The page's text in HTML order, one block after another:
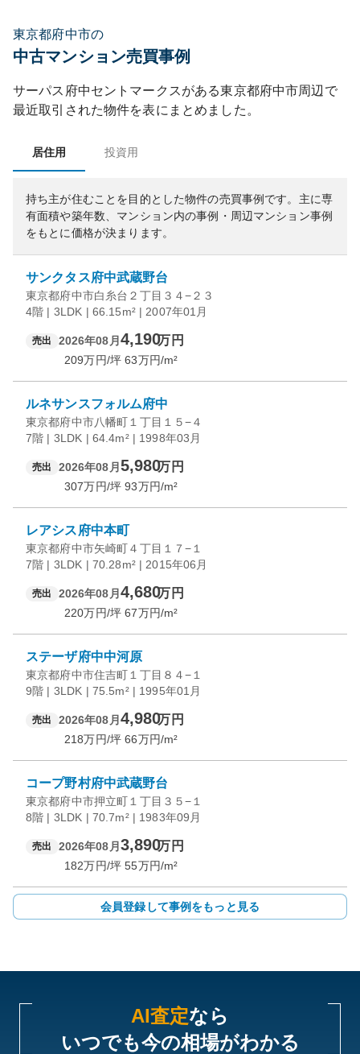
東京都府中市の
中古マンション売買事例
サーパス府中セントマークスがある東京都府中市周辺で
最近取引された物件を表にまとめました。
居住用 投資用
持ち主が住むことを目的とした物件の売買事例です。 主に専
有面積や築年数、マンション内の事例・周辺マンション事例
をもとに価格が決まります。
サンクタス府中武蔵野台
東京都府中市白糸台２丁目３４−２３
4階 | 3LDK | 66.15m² | 2007年01月
売出 2026年08月 4,190万円
209万円/坪 63万円/m²
ルネサンスフォルム府中
東京都府中市八幡町１丁目１５−４
7階 | 3LDK | 64.4m² | 1998年03月
売出 2026年08月 5,980万円
307万円/坪 93万円/m²
レアシス府中本町
東京都府中市矢崎町４丁目１７−１
7階 | 3LDK | 70.28m² | 2015年06月
売出 2026年08月 4,680万円
220万円/坪 67万円/m²
ステーザ府中中河原
東京都府中市住吉町１丁目８４−１
9階 | 3LDK | 75.5m² | 1995年01月
売出 2026年08月 4,980万円
218万円/坪 66万円/m²
コープ野村府中武蔵野台
東京都府中市押立町１丁目３５−１
8階 | 3LDK | 70.7m² | 1983年09月
売出 2026年08月 3,890万円
182万円/坪 55万円/m²
会員登録して事例をもっと見る
AI査定なら
いつでも今の相場がわかる